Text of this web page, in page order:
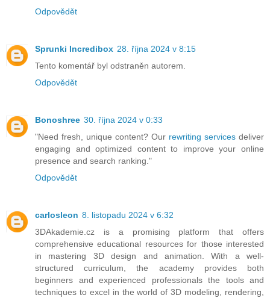
Odpovědět
Sprunki Incredibox 28. října 2024 v 8:15
Tento komentář byl odstraněn autorem.
Odpovědět
Bonoshree 30. října 2024 v 0:33
"Need fresh, unique content? Our rewriting services deliver
engaging and optimized content to improve your online
presence and search ranking."
Odpovědět
carlosleon 8. listopadu 2024 v 6:32
3DAkademie.cz is a promising platform that offers
comprehensive educational resources for those interested
in mastering 3D design and animation. With a well-
structured curriculum, the academy provides both
beginners and experienced professionals the tools and
techniques to excel in the world of 3D modeling, rendering,